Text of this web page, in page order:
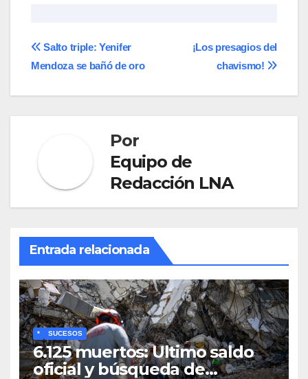
Navegación
¡Los presagios del
chavismo!
Salto triple: Yenifer
Mendoza se bañó de oro
Por
Equipo de
Redacción LNA
Entrada relacionada
* SUCESOS
6.125 muertos: Ultimo saldo
oficial y búsqueda de